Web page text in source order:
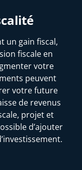
un gain fiscal,
fiscale en
votre
peuvent
votre future
de revenus
projet et
d’ajouter